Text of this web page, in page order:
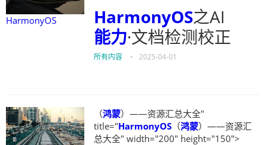
HarmonyOS HarmonyOS之AI
能力·文档检测校正
所有内容 • 2025-04-01
（鸿蒙）——资源汇总大全"
title="HarmonyOS （鸿蒙）——资源汇
总大全" width="200" height="150">